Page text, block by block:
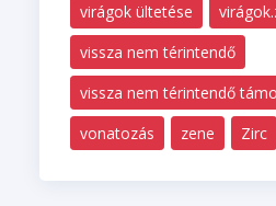
virágok ültetése
vissza nem térintendő
vissza nem térintendő
vonatozás
zene Zirc